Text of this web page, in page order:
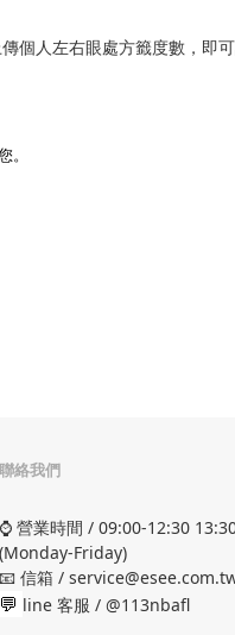
個人左右眼處方籤度數，即
聯絡我們
⌚ 營業時間 / 09:00-12:30
(Monday-Friday)
📧 信箱 /
💬 line 客服 / @113nbafl